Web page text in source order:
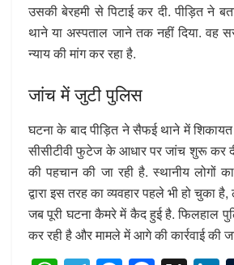
उसकी बेरहमी से पिटाई कर दी. पीड़ित ने
थाने या अस्पताल जाने तक नहीं दिया. वह
न्याय की मांग कर रहा है.
जांच में जुटी पुलिस
घटना के बाद पीड़ित ने सैफई थाने में
सीसीटीवी फुटेज के आधार पर जांच शुरू कर
की पहचान की जा रही है. स्थानीय लोगों
द्वारा इस तरह का व्यवहार पहले भी हो चुका
जब पूरी घटना कैमरे में कैद हुई है. फिलहाल
कर रही है और मामले में आगे की कार्रवाई की